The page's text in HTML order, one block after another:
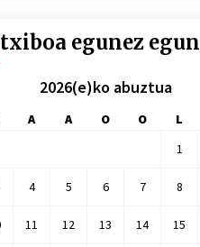
egunez egun
2026(e)ko abuztua
A A O O L
1
4 5 6 7 8
11 12 13 14 15